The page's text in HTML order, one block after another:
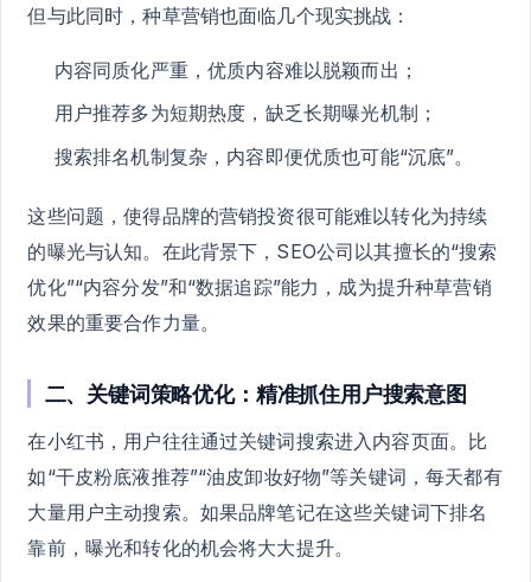
但与此同时，种草营销也面临几个现实挑战：
内容同质化严重，优质内容难以脱颖而出；
用户推荐多为短期热度，缺乏长期曝光机制；
搜索排名机制复杂，内容即便优质也可能“沉底”。
这些问题，使得品牌的营销投资很可能难以转化为持续
的曝光与认知。在此背景下，SEO公司以其擅长的“搜索
优化”“内容分发”和“数据追踪”能力，成为提升种草营销
效果的重要合作力量。
二、关键词策略优化：精准抓住用户搜索意图
在小红书，用户往往通过关键词搜索进入内容页面。比
如“干皮粉底液推荐”“油皮卸妆好物”等关键词，每天都有
大量用户主动搜索。如果品牌笔记在这些关键词下排名
靠前，曝光和转化的机会将大大提升。